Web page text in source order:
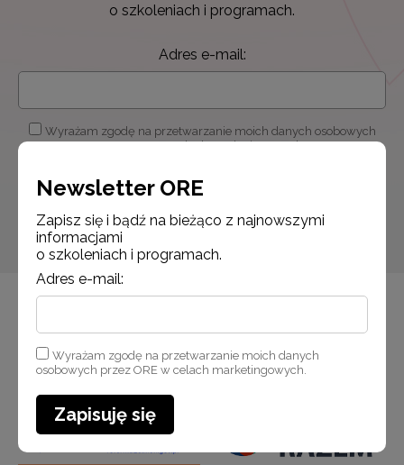
o szkoleniach i programach.
Adres e-mail:
Wyrażam zgodę na przetwarzanie moich danych osobowych
przez ORE w celach marketingowych.
Zapisuję się
Newsletter ORE
Zapisz się i bądź na bieżąco z najnowszymi
informacjami
o szkoleniach i programach.
Adres e-mail:
Wyrażam zgodę na przetwarzanie moich danych
osobowych przez ORE w celach marketingowych.
Zapisuję się